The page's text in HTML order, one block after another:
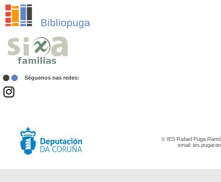
Bibliopuga
Séguenos nas redes:
© IES Rafael Puga
email: